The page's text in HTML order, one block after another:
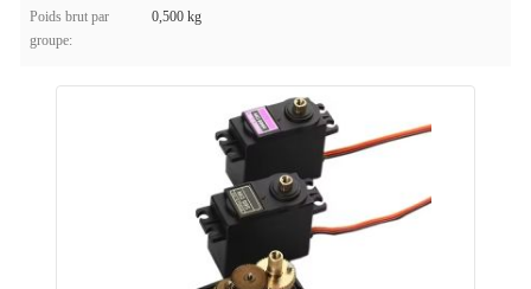
Poids brut par
groupe:
0,500 kg